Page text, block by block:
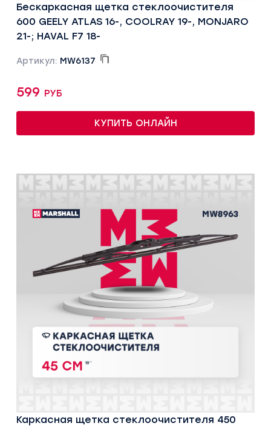
Бескаркасная щетка стеклоочистителя
600 GEELY ATLAS 16-, COOLRAY 19-, MONJARO
21-; HAVAL F7 18-
Артикул: MW6137
599 руб
КУПИТЬ ОНЛАЙН
Каркасная щетка стеклоочистителя 450